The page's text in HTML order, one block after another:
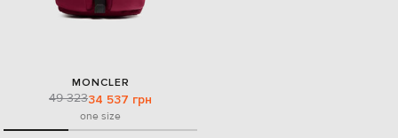
MONCLER
49 32334 537 грн
one size